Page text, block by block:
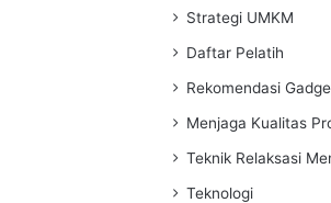
Strategi UMKM
Daftar Pelatih
Rekomendasi
Menjaga Kualitas
Teknik Relaksasi
Teknologi